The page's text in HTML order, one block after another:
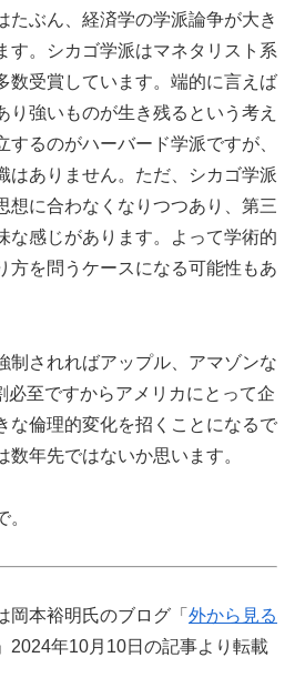
たぶん、経済学の学派論争が大き
す。シカゴ学派はマネタリスト系
数受賞しています。端的に言えば
り強いものが生き残るという考え
するのがハーバード学派ですが、
はありません。ただ、シカゴ学派
想に合わなくなりつつあり、第三
な感じがあります。よって学術的
方を問うケースになる可能性もあ
制されればアップル、アマゾンな
必至ですからアメリカにとって企
な倫理的変化を招くことになるで
数年先ではないか思います。
岡本裕明氏のブログ「 外から見る
」2024年10月10日の記事より転載